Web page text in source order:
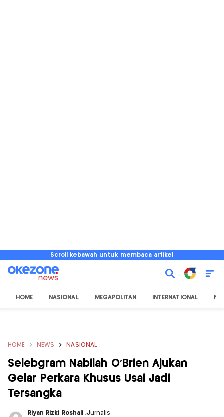
Scroll kebawah untuk membaca artikel
HOME NASIONAL MEGAPOLITAN INTERNATIONAL
HOME NEWS NASIONAL
Selebgram Nabilah O'Brien Ajukan
Gelar Perkara Khusus Usai Jadi
Tersangka
Riyan Rizki Roshali ,Jurnalis